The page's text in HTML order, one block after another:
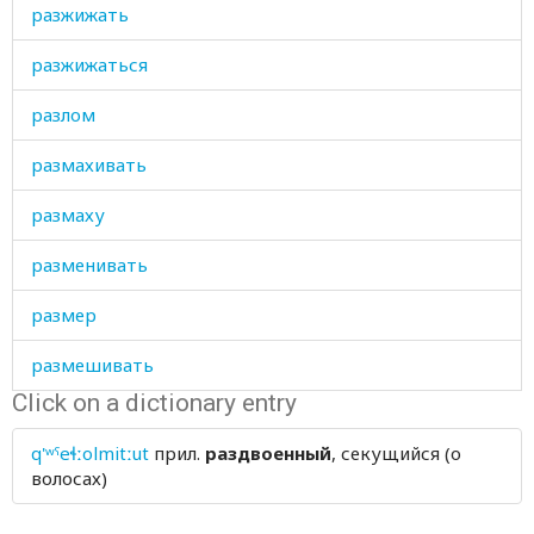
разжижать
разжижаться
разлом
размахивать
размаху
разменивать
размер
размешивать
разминать
разница
Click on a dictionary entry
q'ʷˤeɬːolmitːut прил. раздвоенный, секущийся (о
волосах)